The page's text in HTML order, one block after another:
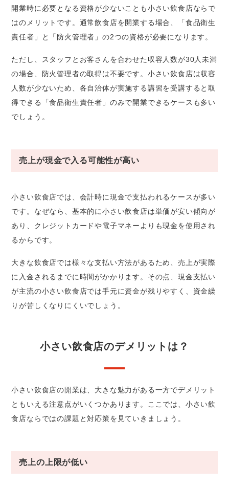
開業時に必要となる資格が少ないことも小さい飲食店ならで
はのメリットです。通常飲食店を開業する場合、「食品衛生
責任者」と「防火管理者」の2つの資格が必要になります。
ただし、スタッフとお客さんを合わせた収容人数が30人未満
の場合、防火管理者の取得は不要です。小さい飲食店は収容
人数が少ないため、各自治体が実施する講習を受講すると取
得できる「食品衛生責任者」のみで開業できるケースも多い
でしょう。
売上が現金で入る可能性が高い
小さい飲食店では、会計時に現金で支払われるケースが多い
です。なぜなら、基本的に小さい飲食店は単価が安い傾向が
あり、クレジットカードや電子マネーよりも現金を使用され
るからです。
大きな飲食店では様々な支払い方法があるため、売上が実際
に入金されるまでに時間がかかります。その点、現金支払い
が主流の小さい飲食店では手元に資金が残りやすく、資金繰
りが苦しくなりにくいでしょう。
小さい飲食店のデメリットは？
小さい飲食店の開業は、大きな魅力がある一方でデメリット
ともいえる注意点がいくつかあります。ここでは、小さい飲
食店ならではの課題と対応策を見ていきましょう。
売上の上限が低い